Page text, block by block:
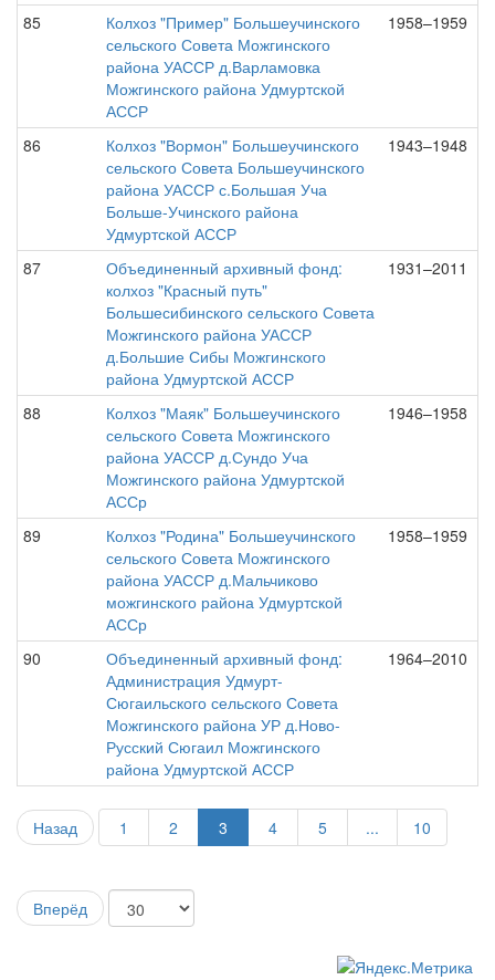
85
Колхоз "Пример" Большеучинского
сельского Совета Можгинского
района УАССР д.Варламовка
Можгинского района Удмуртской
АССР
1958–1959
86
Колхоз "Вормон" Большеучинского
сельского Совета Большеучинского
района УАССР с.Большая Уча
Больше-Учинского района
Удмуртской АССР
1943–1948
87
Объединенный архивный фонд:
колхоз "Красный путь"
Большесибинского сельского Совета
Можгинского района УАССР
д.Большие Сибы Можгинского
района Удмуртской АССР
1931–2011
88
Колхоз "Маяк" Большеучинского
сельского Совета Можгинского
района УАССР д.Сундо Уча
Можгинского района Удмуртской
АССр
1946–1958
89
Колхоз "Родина" Большеучинского
сельского Совета Можгинского
района УАССР д.Мальчиково
можгинского района Удмуртской
АССр
1958–1959
90
Объединенный архивный фонд:
Администрация Удмурт-
Сюгаильского сельского Совета
Можгинского района УР д.Ново-
Русский Сюгаил Можгинского
района Удмуртской АССР
1964–2010
Назад 1 2 3 4 5 ... 10
Вперёд